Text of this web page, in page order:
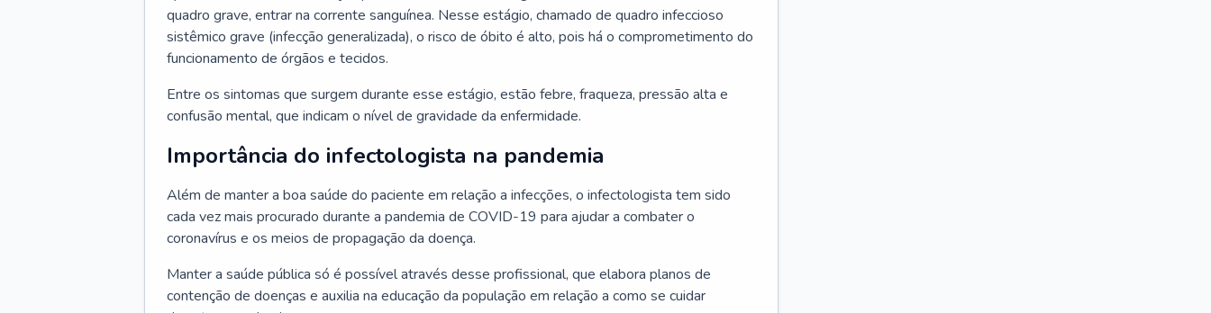
quadro grave, entrar na corrente sanguínea. Nesse estágio, chamado de quadro infeccioso
sistêmico grave (infecção generalizada), o risco de óbito é alto, pois há o comprometimento do
funcionamento de órgãos e tecidos.
Entre os sintomas que surgem durante esse estágio, estão febre, fraqueza, pressão alta e
confusão mental, que indicam o nível de gravidade da enfermidade.
Importância do infectologista na pandemia
Além de manter a boa saúde do paciente em relação a infecções, o infectologista tem sido
cada vez mais procurado durante a pandemia de COVID-19 para ajudar a combater o
coronavírus e os meios de propagação da doença.
Manter a saúde pública só é possível através desse profissional, que elabora planos de
contenção de doenças e auxilia na educação da população em relação a como se cuidar